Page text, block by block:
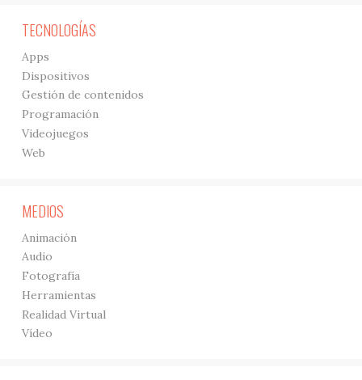
TECNOLOGÍAS
Apps
Dispositivos
Gestión de contenidos
Programación
Videojuegos
Web
MEDIOS
Animación
Audio
Fotografía
Herramientas
Realidad Virtual
Vídeo